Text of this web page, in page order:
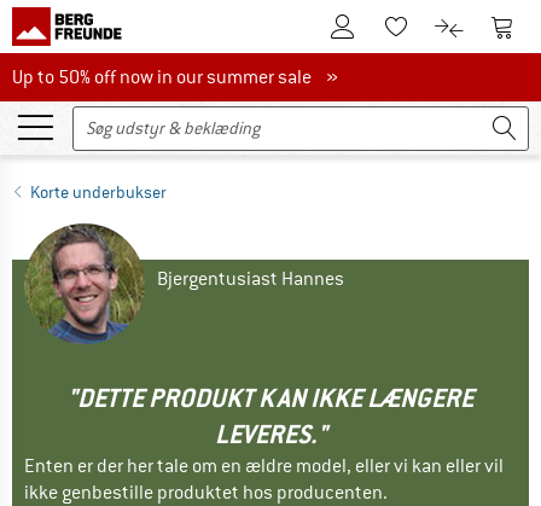
Til kundekontoenTil huskesedlen.
Til Til
Up to 50% off now in our summer sale
Up to 50% off now in our summer sale »
Korte underbukser
Bjergentusiast Hannes
"DETTE PRODUKT KAN IKKE LÆNGERE
LEVERES."
Enten er der her tale om en ældre model, eller vi kan eller vil
ikke genbestille produktet hos producenten.